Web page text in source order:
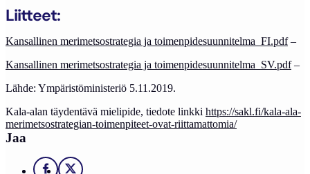
Liitteet:
Kansallinen merimetsostrategia ja toimenpidesuunnitelma_FI.pdf–
Kansallinen merimetsostrategia ja toimenpidesuunnitelma_SV.pdf–
Lähde: Ympäristöministeriö 5.11.2019.
Kala-alan täydentävä mielipide, tiedote linkki https://sakl.fi/kala-ala-
merimetsostrategian-toimenpiteet-ovat-riittamattomia/
Jaa